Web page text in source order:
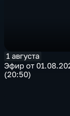
1 августа
Эфир от
(20:50)